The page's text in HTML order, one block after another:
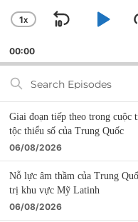
CHANGE
RATE
1X
SKIP
00:00
Search
Episodes
Giai đoạn tiếp theo trong cuộc
tộc thiểu số của Trung Quốc
06/08/2026
Nỗ lực âm thầm của Trung
trị khu vực Mỹ Latinh
06/08/2026